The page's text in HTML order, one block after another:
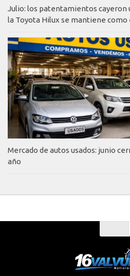
Julio: los patentamientos cayeron
la Toyota Hilux se mantiene
Mercado de autos usados: junio
año